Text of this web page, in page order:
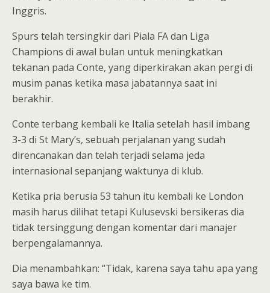
Inggris.
Spurs telah tersingkir dari Piala FA dan Liga
Champions di awal bulan untuk meningkatkan
tekanan pada Conte, yang diperkirakan akan pergi di
musim panas ketika masa jabatannya saat ini
berakhir.
Conte terbang kembali ke Italia setelah hasil imbang
3-3 di St Mary’s, sebuah perjalanan yang sudah
direncanakan dan telah terjadi selama jeda
internasional sepanjang waktunya di klub.
Ketika pria berusia 53 tahun itu kembali ke London
masih harus dilihat tetapi Kulusevski bersikeras dia
tidak tersinggung dengan komentar dari manajer
berpengalamannya.
Dia menambahkan: “Tidak, karena saya tahu apa yang
saya bawa ke tim.